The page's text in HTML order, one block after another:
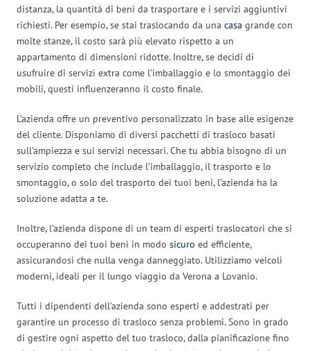
distanza, la quantità di beni da trasportare e i servizi aggiuntivi
richiesti. Per esempio, se stai traslocando da una casa grande con
molte stanze, il costo sarà più elevato rispetto a un
appartamento di dimensioni ridotte. Inoltre, se decidi di
usufruire di servizi extra come l’imballaggio e lo smontaggio dei
mobili, questi influenzeranno il costo finale.
L’azienda offre un preventivo personalizzato in base alle esigenze
del cliente. Disponiamo di diversi pacchetti di trasloco basati
sull’ampiezza e sui servizi necessari. Che tu abbia bisogno di un
servizio completo che include l’imballaggio, il trasporto e lo
smontaggio, o solo del trasporto dei tuoi beni, l’azienda ha la
soluzione adatta a te.
Inoltre, l’azienda dispone di un team di esperti traslocatori che si
occuperanno dei tuoi beni in modo sicuro ed efficiente,
assicurandosi che nulla venga danneggiato. Utilizziamo veicoli
moderni, ideali per il lungo viaggio da Verona a Lovanio.
Tutti i dipendenti dell’azienda sono esperti e addestrati per
garantire un processo di trasloco senza problemi. Sono in grado
di gestire ogni aspetto del tuo trasloco, dalla pianificazione fino